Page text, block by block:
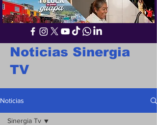
Noticias Sinergia
TV
Noticias
Sinergia Tv